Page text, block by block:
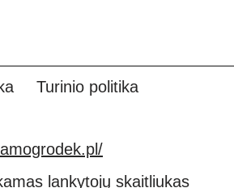
Turinio politika